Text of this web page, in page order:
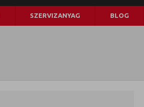
SZERVIZANYAG BLOG